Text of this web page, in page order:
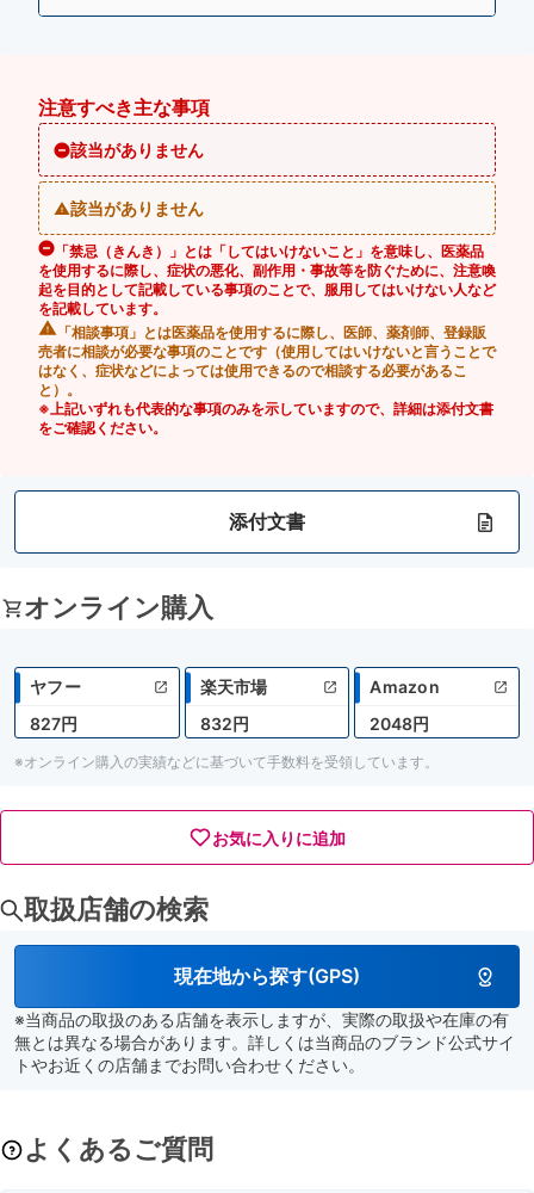
注意すべき主な事項
該当がありません
該当がありません
「禁忌（きんき）」とは「してはいけないこと」を意味し、医薬品
を使用するに際し、症状の悪化、副作用・事故等を防ぐために、注意喚
起を目的として記載している事項のことで、服用してはいけない人など
を記載しています。
「相談事項」とは医薬品を使用するに際し、医師、薬剤師、登録販
売者に相談が必要な事項のことです（使用してはいけないと言うことで
はなく、症状などによっては使用できるので相談する必要があるこ
と）。
※上記いずれも代表的な事項のみを示していますので、詳細は添付文書
をご確認ください。
添付文書
オンライン購入
ヤフー
827円
楽天市場
832円
Amazon
2048円
※オンライン購入の実績などに基づいて手数料を受領しています。
お気に入りに追加
取扱店舗の検索
現在地から探す(GPS)
※当商品の取扱のある店舗を表示しますが、実際の取扱や在庫の有
無とは異なる場合があります。詳しくは当商品のブランド公式サイ
トやお近くの店舗までお問い合わせください。
よくあるご質問